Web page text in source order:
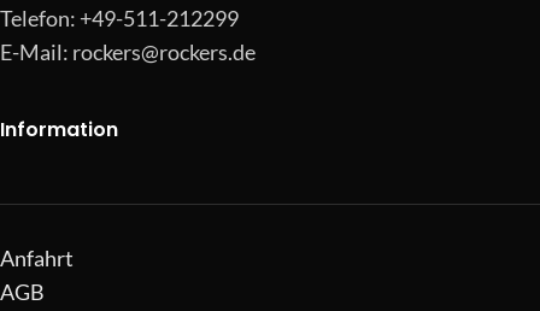
Telefon: +49-511-212299
E-Mail: rockers@rockers.de
Information
Anfahrt
AGB